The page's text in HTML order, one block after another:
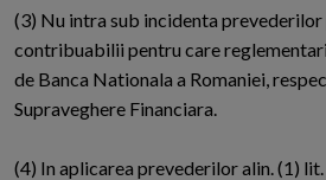
(3) Nu intra sub incidenta
contribuabilii pentru care
de Banca Nationala a Romaniei,
Supraveghere Financiara.
(4) In aplicarea prevederilor alin. (1)